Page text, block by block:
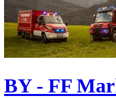
BY - FF